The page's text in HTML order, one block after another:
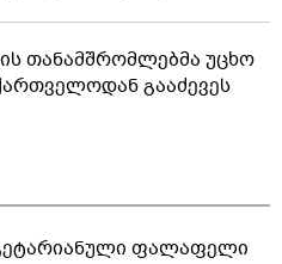
თანამშრომლებმა უცხო
გააძევეს
ფალაფელი